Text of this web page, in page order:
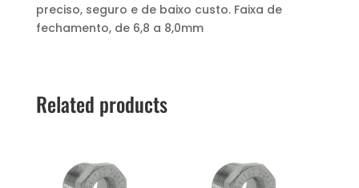
preciso, seguro e de baixo custo. Faixa de
fechamento, de 6,8 a 8,0mm
Related products